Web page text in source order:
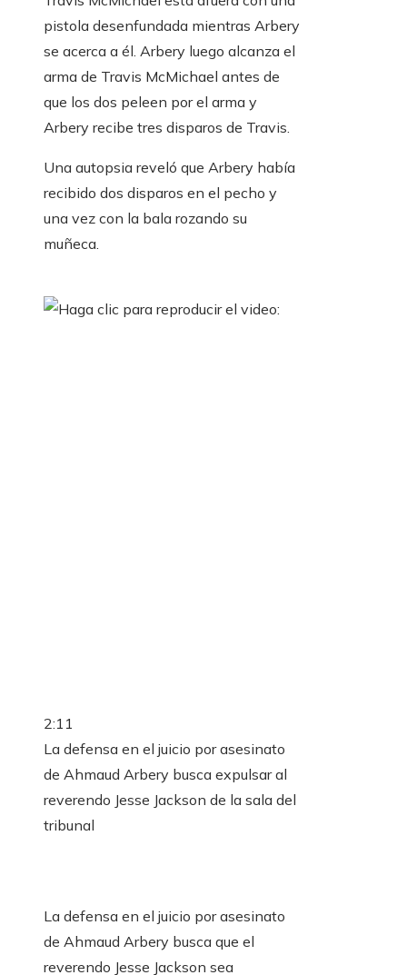
pistola desenfundada mientras Arbery
se acerca a él. Arbery luego alcanza el
arma de Travis McMichael antes de
que los dos peleen por el arma y
Arbery recibe tres disparos de Travis.
Una autopsia reveló que Arbery había
recibido dos disparos en el pecho y
una vez con la bala rozando su
muñeca.
2:11
La defensa en el juicio por asesinato
de Ahmaud Arbery busca expulsar al
reverendo Jesse Jackson de la sala del
tribunal
La defensa en el juicio por asesinato
de Ahmaud Arbery busca que el
reverendo Jesse Jackson sea